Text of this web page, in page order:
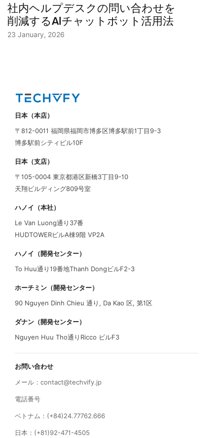
社内ヘルプデスクの問い合わせを
削減するAIチャットボット活用法
23 January, 2026
日本（本店）
〒812-0011 福岡県福岡市博多区博多駅前1丁目9-3
博多駅前シティビル10F
日本（支店）
〒105-0004 東京都港区新橋3丁目9-10
天翔ビルディング809号室
ハノイ（本社）
Le Van Luong通り37番
HUDTOWERビルA棟9階 VP2A
ハノイ（開発センター）
To Huu通り19番地Thanh DongビルF2-3
ホーチミン（開発センター）
90 Nguyen Dinh Chieu 通り, Da Kao 区, 第1区
ダナン（開発センター）
Nguyen Huu Tho通りRicco ビルF3
お問い合わせ
メール： contact@techvify.jp
電話番号
ベトナム：(+84)24.77762.666
日本：(+81)92-471-4505